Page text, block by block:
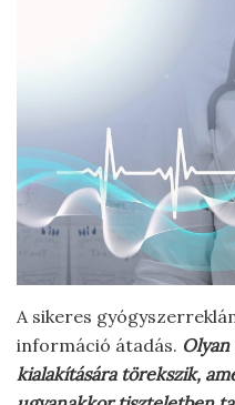
A sikeres
információ átadás.
kialakítására törekszik,